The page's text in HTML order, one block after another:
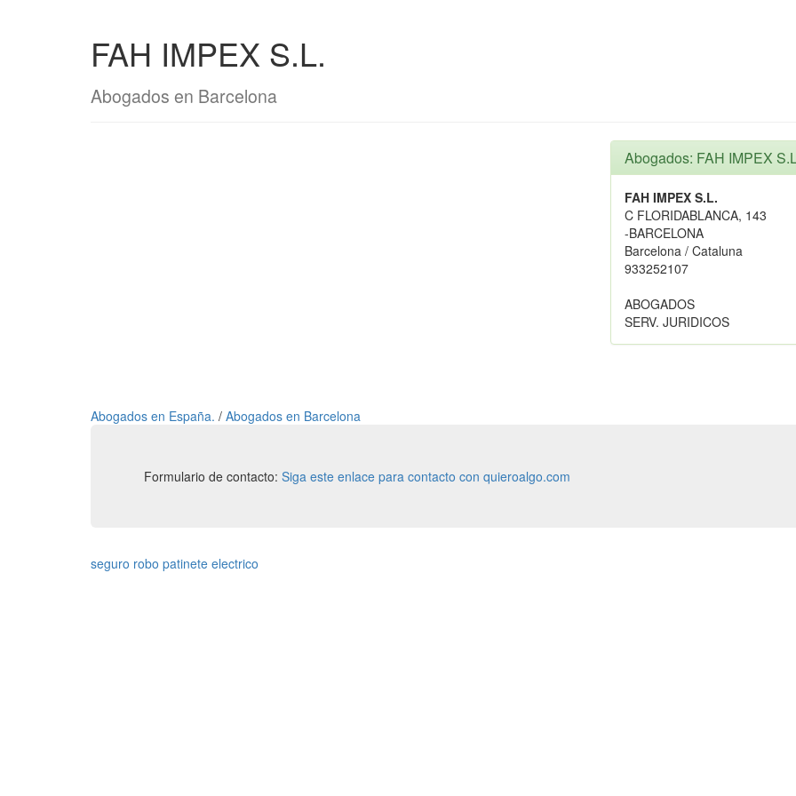
FAH IMPEX S.L.
Abogados en Barcelona
Abogados: FAH IMPEX
FAH IMPEX S.L.
C FLORIDABLANCA, 143
-BARCELONA
Barcelona / Cataluna
933252107
ABOGADOS
SERV. JURIDICOS
Abogados en España. / Abogados en Barcelona
Formulario de contacto: Siga este enlace para contacto con quieroalgo.com
seguro robo patinete electrico